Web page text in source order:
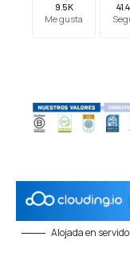
9.5K
Me gusta
Alojada en